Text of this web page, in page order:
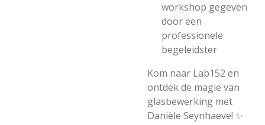
workshop gegeven
door een
professionele
begeleidster
Kom naar Lab152 en
ontdek de magie van
glasbewerking met
Danièle Seynhaeve! ✨